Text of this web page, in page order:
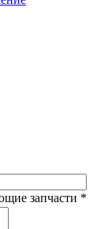
запчасти *